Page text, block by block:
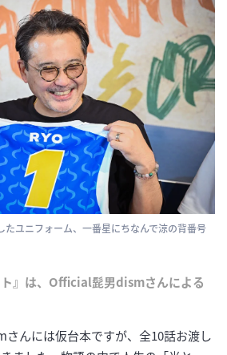
たユニフォーム、一番星にちなんで涼の背番号
』は、Official髭男dismさんによる
んには仮台本ですが、全10話お渡し